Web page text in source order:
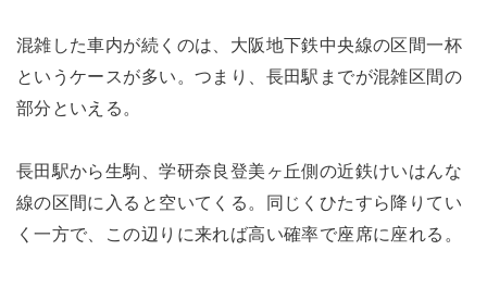
混雑した車内が続くのは、大阪地下鉄中央線の区間一杯
というケースが多い。つまり、長田駅までが混雑区間の
部分といえる。
長田駅から生駒、学研奈良登美ヶ丘側の近鉄けいはんな
線の区間に入ると空いてくる。同じくひたすら降りてい
く一方で、この辺りに来れば高い確率で座席に座れる。